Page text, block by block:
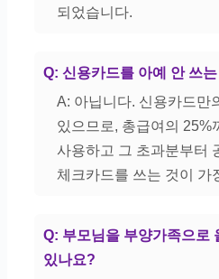
되었습니다.
Q: 신용카드를 아예 안 쓰
A: 아닙니다. 신용카드만
있으므로, 총급여의 25%
사용하고 그 초과분부터
체크카드를 쓰는 것이 가
Q: 부모님을 부양가족으로
있나요?